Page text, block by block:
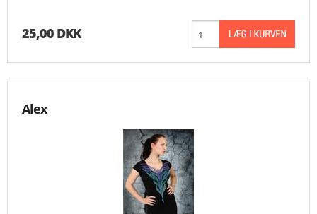
25,00 DKK
Alex